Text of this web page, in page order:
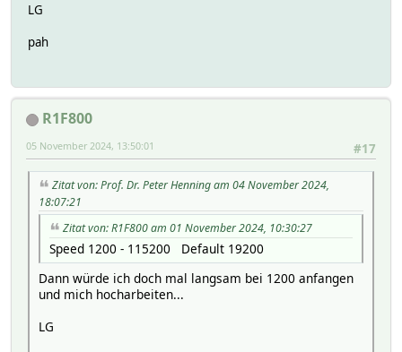
LG
pah
R1F800
#17
05 November 2024, 13:50:01
Zitat von: Prof. Dr. Peter Henning am 04 November 2024,
18:07:21
Zitat von: R1F800 am 01 November 2024, 10:30:27
Speed 1200 - 115200 Default 19200
Dann würde ich doch mal langsam bei 1200 anfangen
und mich hocharbeiten...
LG